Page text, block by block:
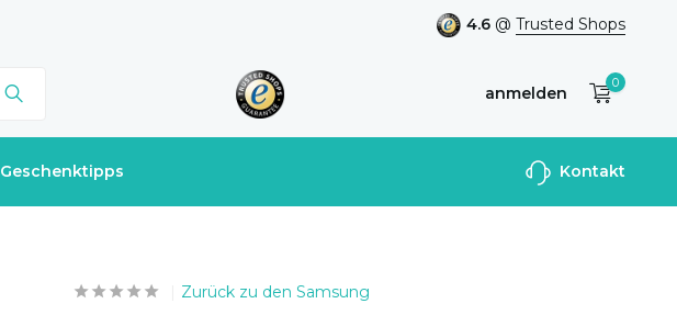
4.6 @ Trusted Shops
anmelden
Benutzerkonto
0
Geschenktipps Kontakt
Zurück zu den Samsung